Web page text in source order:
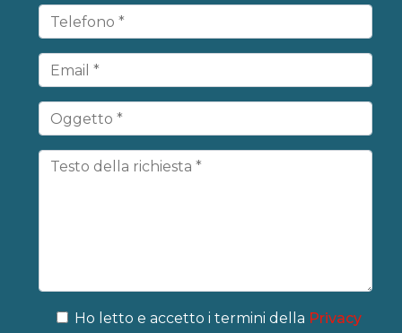
Ho letto e accetto i termini della Privacy